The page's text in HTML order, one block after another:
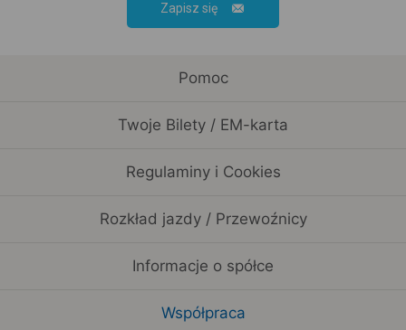
Zapisz się
Pomoc
Twoje Bilety / EM-karta
Regulaminy i Cookies
Rozkład jazdy / Przewoźnicy
Informacje o spółce
Współpraca